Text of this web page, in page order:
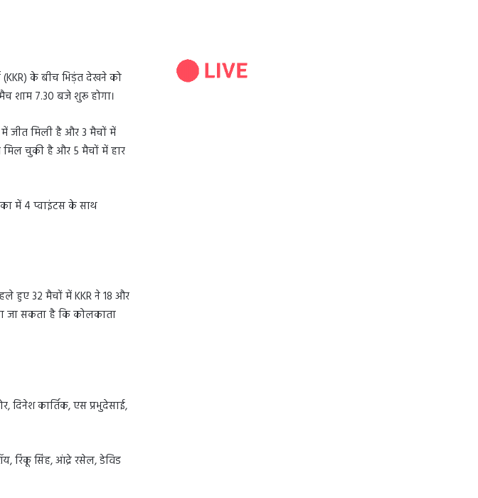
के बीच भिड़ंत देखने को
शाम 7.30 बजे शुरू होगा।
जीत मिली है और 3 मैचों में
चुकी है और 5 मैचों में हार
में 4 प्वाइंटस के साथ
हुए 32 मैचों में KKR ने 18 और
जा सकता है कि कोलकाता
दिनेश कार्तिक, एस प्रभुदेसाई,
रिंकू सिंह, आंद्रे रसेल, डेविड